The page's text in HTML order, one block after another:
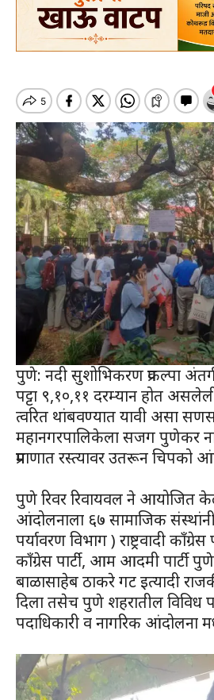
पुणे: नदी सुशोभिकरण प्रकल्पा
पट्टा ९,१०,११ दरम्यान होत
त्वरित थांबवण्यात यावी असा
महानगरपालिकेला सजग पुणेकर
प्रमाणात रस्त्यावर उतरून चिपको
पुणे रिवर रिवायवल ने आयोजित
आंदोलनाला ६७ सामाजिक
पर्यावरण विभाग ) राष्ट्रवादी
कॉंग्रेस पार्टी, आम आदमी पार्टी
बाळासाहेब ठाकरे गट इत्यादी
दिला तसेच पुणे शहरातील विविध
पदाधिकारी व नागरिक आंदोलना